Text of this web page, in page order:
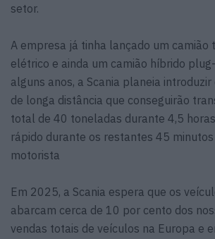
setor.
A empresa já tinha lançado um camião
elétrico e ainda um camião híbrido
alguns anos, a Scania planeia
de longa distância que conseguirão
total de 40 toneladas durante 4,5
rápido durante os restantes 45
motorista
Em 2025, a Scania espera que os
abarcam cerca de 10 por cento dos
vendas totais de veículos na Europa e